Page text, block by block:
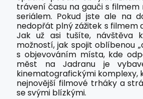
trávení času na gauči s
seriálem. Pokud jste ale na
nedopřát plný zážitek s filmem
Jak už asi tušíte, návštěva
možností, jak spojit oblíbenou
s objevováním místa, kde
měst na Jadranu je
kinematografickými komplexy,
nejnovější filmové trháky a
se svými blízkými.